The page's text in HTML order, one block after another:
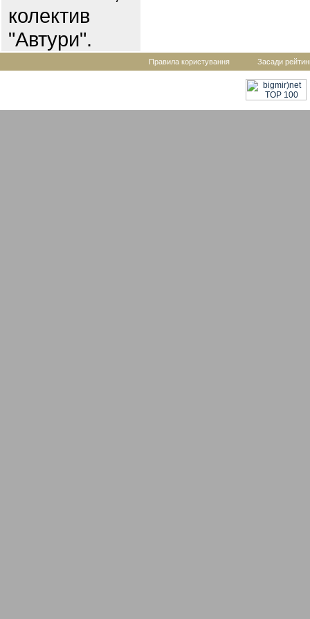
колектив
"Автури".
Правила користування Засади